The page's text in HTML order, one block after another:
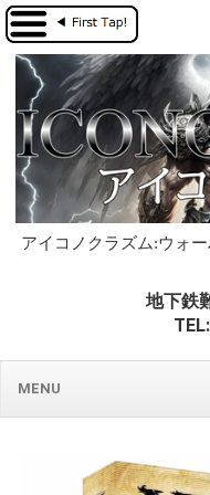
アイコノクラズム:ウォ
地下鉄
MENU